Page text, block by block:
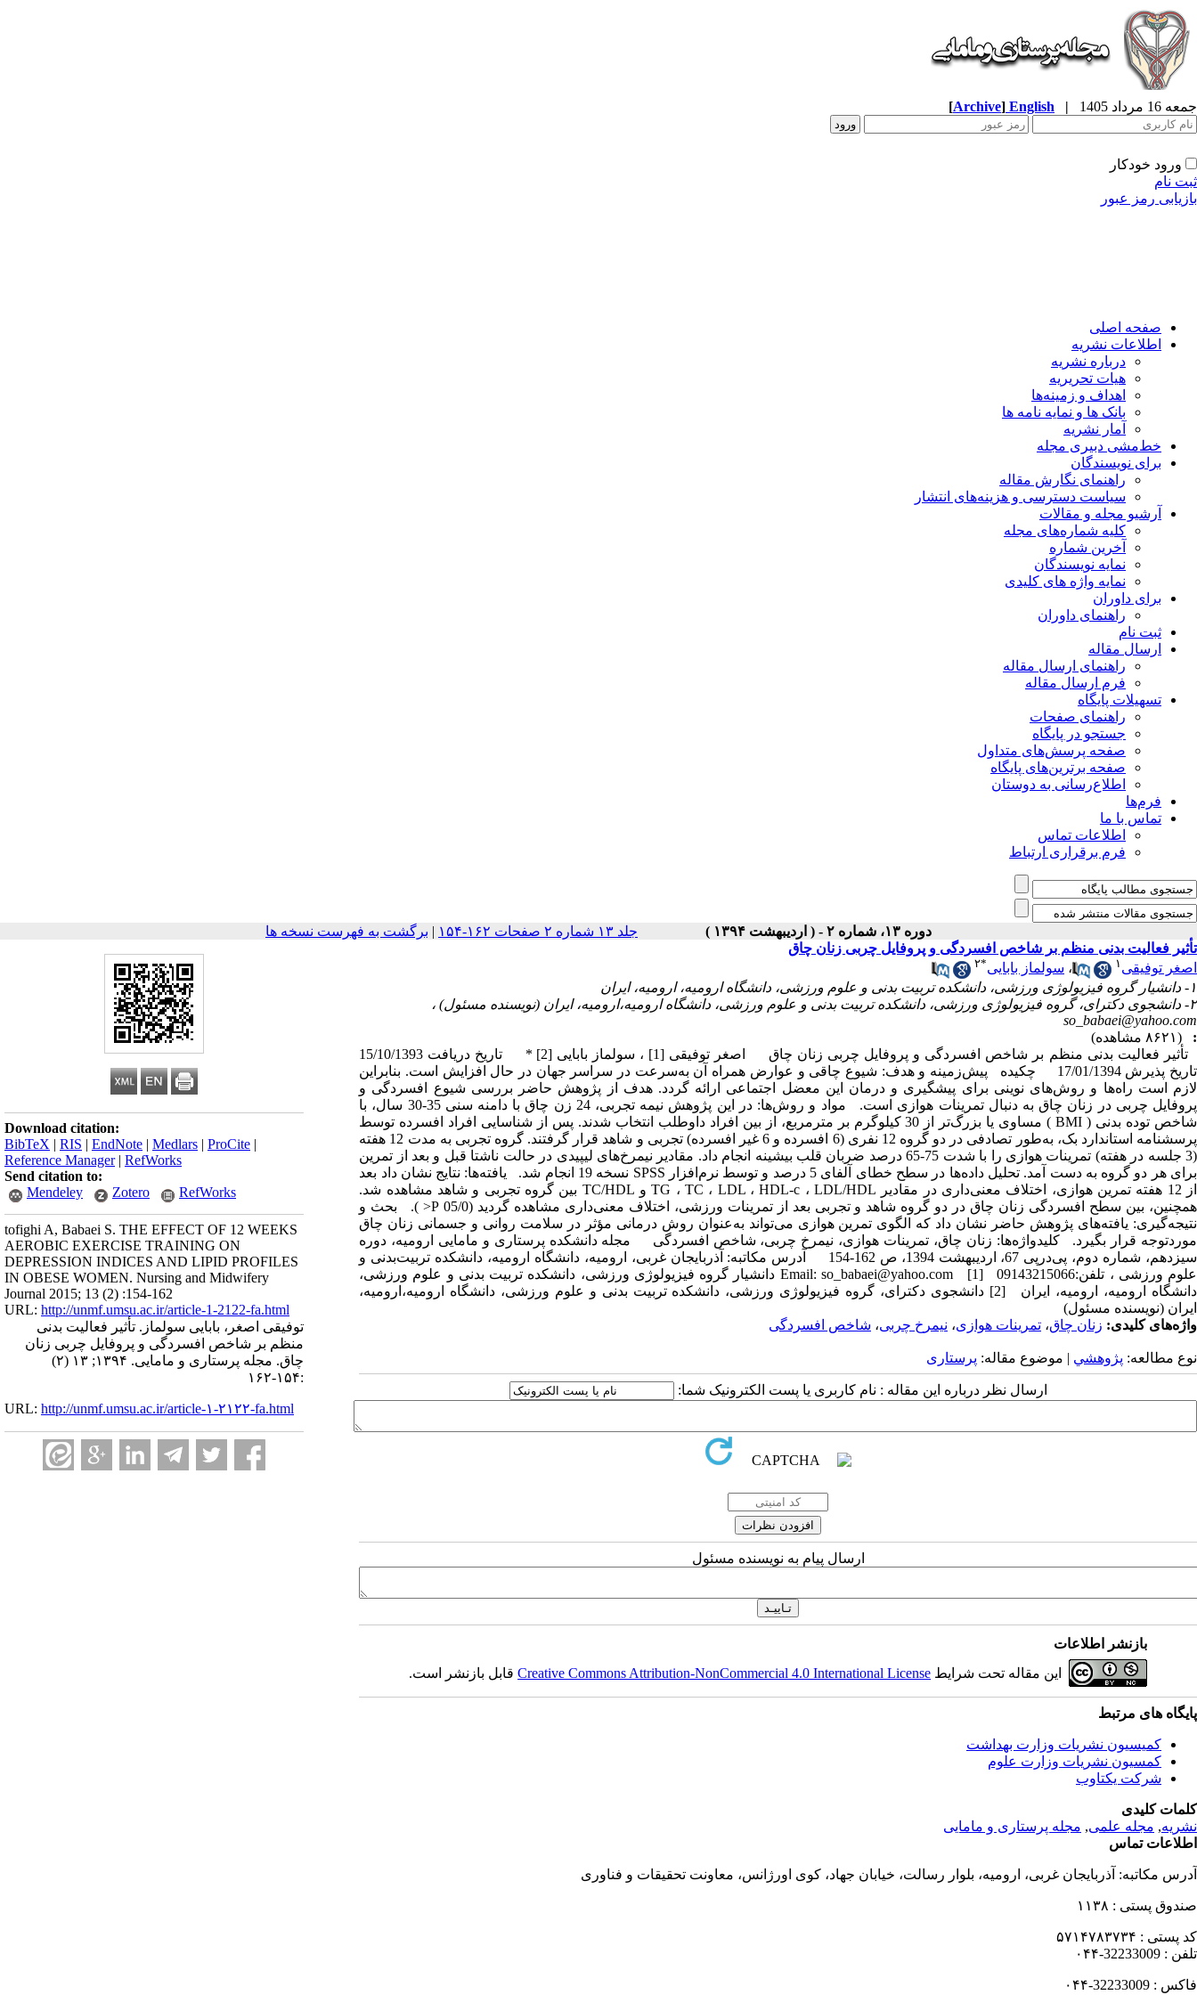
جمعه 16 مرداد 1405 |
English
[Archive]
ورود خودکار
ثبت نام
بازیابی رمز عبور
صفحه اصلی
اطلاعات نشریه
درباره نشریه
هیات تحریریه
اهداف و زمینه‌ها
بانک ها و نمایه نامه ها
آمار نشریه
خط‌مشی دبیری مجله
برای نویسندگان
راهنمای نگارش مقاله
سیاست دسترسی و هزینه‌های انتشار
آرشیو مجله و مقالات
کلیه شماره‌های مجله
آخرین شماره
نمایه نویسندگان
نمایه واژه های کلیدی
برای داوران
راهنمای داوران
ثبت نام
ارسال مقاله
راهنمای ارسال مقاله
فرم ارسال مقاله
تسهیلات پایگاه
راهنمای صفحات
جستجو در پایگاه
صفحه پرسش‌های متداول
صفحه برترین‌های پایگاه
اطلاع‌رسانی به دوستان
فرم‌ها
تماس با ما
اطلاعات تماس
فرم برقراری ارتباط
دوره ۱۳، شماره ۲ - ( اردیبهشت ۱۳۹۴ ) جلد ۱۳ شماره ۲ صفحات ۱۶۲-۱۵۴ | برگشت به فهرست نسخه ها
Download citation:
BibTeX | RIS | EndNote | Medlars | ProCite |
Reference Manager| RefWorks
Send citation to:
Mendeley
Zotero RefWorks
tofighi A, Babaei S. THE EFFECT OF 12 WEEKS
AEROBIC EXERCISE TRAINING ON
DEPRESSION INDICES AND LIPID PROFILES
IN OBESE WOMEN. Nursing and Midwifery
Journal 2015; 13 (2) :154-162
URL: http://unmf.umsu.ac.ir/article-1-2122-fa.html
توفیقی اصغر، بابایی سولماز. تأثیر فعالیت بدنی
منظم بر شاخص افسردگی و پروفایل چربی زنان
چاق. مجله پرستاری و مامایی. ۱۳۹۴; ۱۳ (۲)
:۱۵۴-۱۶۲
URL: http://unmf.umsu.ac.ir/article-۱-۲۱۲۲-fa.html
تأثیر فعالیت بدنی منظم بر شاخص افسردگی و پروفایل چربی زنان چاق
اصغر توفیقی ۱ ، سولماز بابایی*۲
۱- دانشیار گروه فیزیولوژی ورزشی، دانشکده تربیت بدنی و علوم ورزشی، دانشگاه ارومیه، ارومیه، ایران
۲- دانشجوی دکترای، گروه فیزیولوژی ورزشی، دانشکده تربیت بدنی و علوم ورزشی، دانشگاه ارومیه،ارومیه، ایران (نویسنده مسئول) ،
so_babaei@yahoo.com
:
(۸۶۲۱ مشاهده)
تأثیر فعالیت بدنی منظم بر شاخص افسردگی و پروفایل چربی زنان چاق اصغر توفیقی [1] ، سولماز بابایی [2] * تاریخ دریافت 15/10/1393
تاریخ پذیرش 17/01/1394 چکیده پیش‌زمینه و هدف: شیوع چاقی و عوارض همراه آن به‌سرعت در سراسر جهان در حال افزایش است. بنابراین
لازم است راه‌ها و روش‌های نوینی برای پیشگیری و درمان این معضل اجتماعی ارائه گردد. هدف از پژوهش حاضر بررسی شیوع افسردگی و
پروفایل چربی در زنان چاق به دنبال تمرینات هوازی است. مواد و روش‌ها: در این پژوهش نیمه تجربی، 24 زن چاق با دامنه سنی 35-30 سال، با
شاخص توده بدنی ( BMI ) مساوی یا بزرگ‌تر از 30 کیلوگرم بر مترمربع، از بین افراد داوطلب انتخاب شدند. پس از شناسایی افراد افسرده توسط
پرسشنامه استاندارد بک، به‌طور تصادفی در دو گروه 12 نفری (6 افسرده و 6 غیر افسرده) تجربی و شاهد قرار گرفتند. گروه تجربی به مدت 12 هفته
(3 جلسه در هفته) تمرینات هوازی را با شدت 75-65 درصد ضربان قلب بیشینه انجام داد. مقادیر نیمرخ‌های لیپیدی در حالت ناشتا قبل و بعد از تمرین
برای هر دو گروه به دست آمد. تحلیل داده‌ها در سطح خطای آلفای 5 درصد و توسط نرم‌افزار SPSS نسخه 19 انجام شد. یافته‌ها: نتایج نشان داد بعد
از 12 هفته تمرین هوازی، اختلاف معنی‌داری در مقادیر TG ، TC ، LDL ، HDL-c ، LDL/HDL و TC/HDL بین گروه تجربی و شاهد مشاهده شد.
همچنین، بین سطح افسردگی زنان چاق در دو گروه شاهد و تجربی بعد از تمرینات ورزشی، اختلاف معنی‌داری مشاهده گردید (05/0 P< ). بحث و
نتیجه‌گیری: یافته‌های پژوهش حاضر نشان داد که الگوی تمرین هوازی می‌تواند به‌عنوان روش درمانی مؤثر در سلامت روانی و جسمانی زنان چاق
موردتوجه قرار بگیرد. کلیدواژه‌ها: زنان چاق، تمرینات هوازی، نیمرخ چربی، شاخص افسردگی مجله دانشکده پرستاری و مامایی ارومیه، دوره
سیزدهم، شماره دوم، پی‌درپی 67، اردیبهشت 1394، ص 162-154 آدرس مکاتبه: آذربایجان غربی، ارومیه، دانشگاه ارومیه، دانشکده تربیت‌بدنی و
علوم ورزشی ، تلفن:09143215066 Email: so_babaei@yahoo.com [1] دانشیار گروه فیزیولوژی ورزشی، دانشکده تربیت بدنی و علوم ورزشی،
دانشگاه ارومیه، ارومیه، ایران [2] دانشجوی دکترای، گروه فیزیولوژی ورزشی، دانشکده تربیت بدنی و علوم ورزشی، دانشگاه ارومیه،ارومیه،
ایران (نویسنده مسئول)
واژه‌های کلیدی: زنان چاق، تمرینات هوازی، نیمرخ چربی، شاخص افسردگی
نوع مطالعه: پژوهشي | موضوع مقاله: پرستاری
ارسال نظر درباره این مقاله : نام کاربری یا پست الکترونیک شما:
ارسال پیام به نویسنده مسئول
بازنشر اطلاعات
این مقاله تحت شرایط Creative Commons Attribution-NonCommercial 4.0 International Licenseقابل بازنشر است.
پایگاه های مرتبط
کمیسیون نشریات وزارت بهداشت
کمسیون نشریات وزارت علوم
شرکت یکتاوب
کلمات کلیدی
نشریه, مجله علمی, مجله پرستاری و مامایی
اطلاعات تماس
آدرس مکاتبه: آذربایجان غربی، ارومیه، بلوار رسالت، خیابان جهاد، کوی اورژانس، معاونت تحقیقات و فناوری
صندوق پستی : ۱۱۳۸
کد پستی : ۵۷۱۴۷۸۳۷۳۴
تلفن : 32233009-۰۴۴
فاکس : 32233009-۰۴۴